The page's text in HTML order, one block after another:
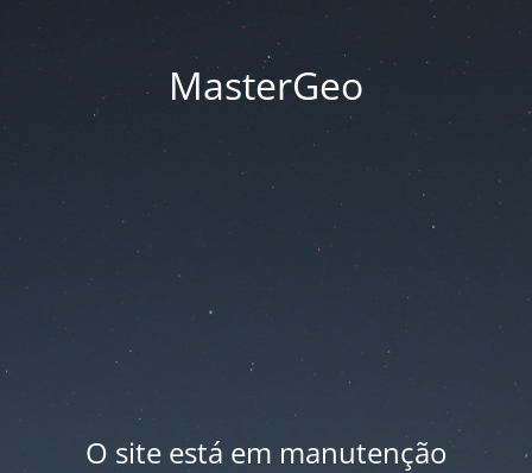
MasterGeo
O site está em manutenção